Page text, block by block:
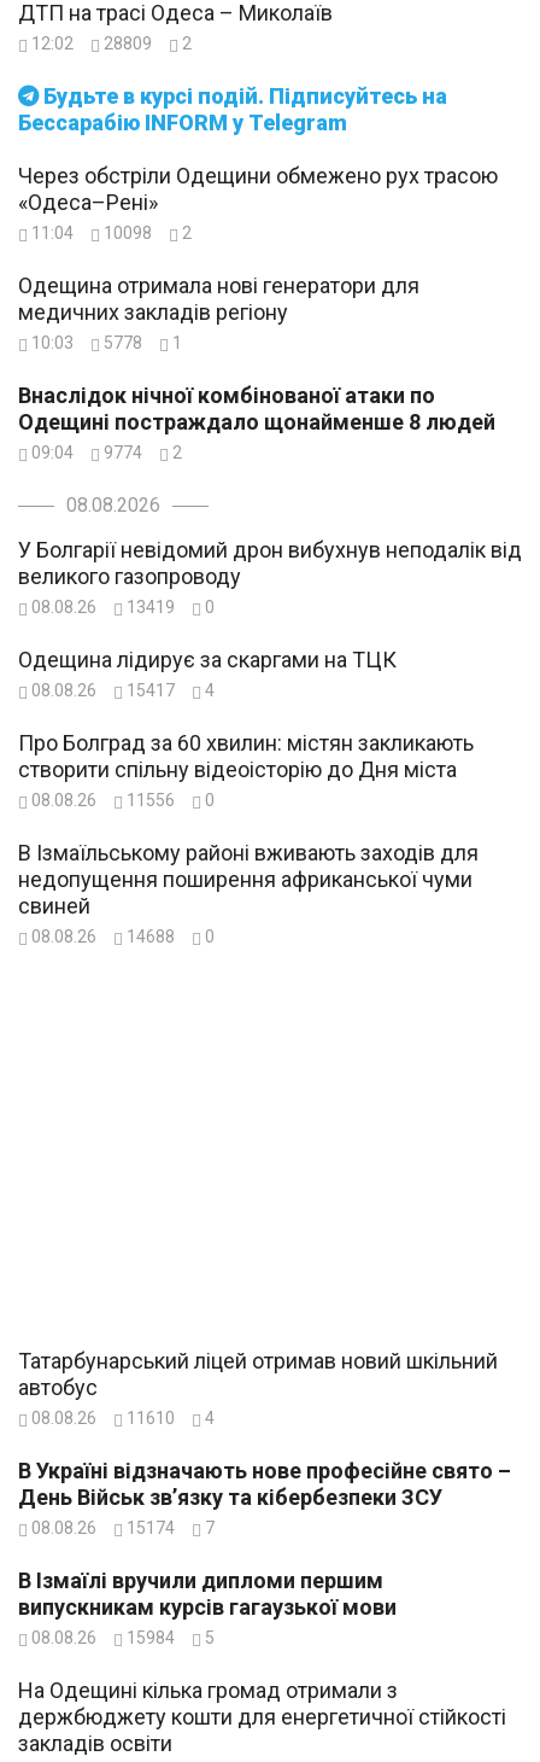
Будьте в курсі подій. Підписуйтесь на
Бессарабію INFORM у Telegram
ДТП на трасі Одеса – Миколаїв
12:02 28809 2
Через обстріли Одещини обмежено рух трасою
«Одеса–Рені»
11:04 10098 2
Одещина отримала нові генератори для
медичних закладів регіону
10:03 5778 1
Внаслідок нічної комбінованої атаки по
Одещині постраждало щонайменше 8 людей
09:04 9774 2
08.08.2026
У Болгарії невідомий дрон вибухнув неподалік від
великого газопроводу
08.08.26 13419 0
Одещина лідирує за скаргами на ТЦК
08.08.26 15417 4
Про Болград за 60 хвилин: містян закликають
створити спільну відеоісторію до Дня міста
08.08.26 11556 0
В Ізмаїльському районі вживають заходів для
недопущення поширення африканської чуми
свиней
08.08.26 14688 0
Татарбунарський ліцей отримав новий шкільний
автобус
08.08.26 11610 4
В Україні відзначають нове професійне свято –
День Військ зв’язку та кібербезпеки ЗСУ
08.08.26 15174 7
В Ізмаїлі вручили дипломи першим
випускникам курсів гагаузької мови
08.08.26 15984 5
На Одещині кілька громад отримали з
держбюджету кошти для енергетичної стійкості
закладів освіти